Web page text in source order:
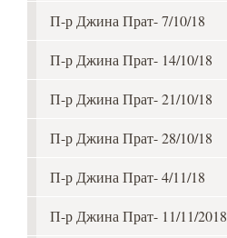
П-р Джина Прат- 7/10/18
П-р Джина Прат- 14/10/18
П-р Джина Прат- 21/10/18
П-р Джина Прат- 28/10/18
П-р Джина Прат- 4/11/18
П-р Джина Прат- 11/11/2018